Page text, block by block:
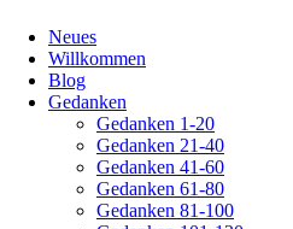
überspringen
Neues
Willkommen
Blog
Gedanken
Gedanken 1-20
Gedanken 21-40
Gedanken 41-60
Gedanken 61-80
Gedanken 81-100